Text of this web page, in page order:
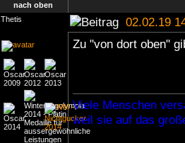
nach oben
Thetis
02.02.19
Zu "von dort oben"
Viele Menschen
weil sie auf das